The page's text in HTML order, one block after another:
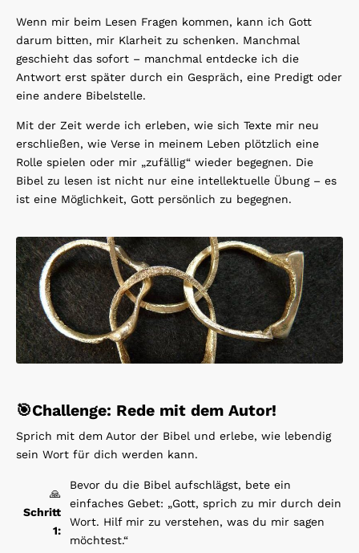
Wenn mir beim Lesen Fragen kommen, kann ich Gott
darum bitten, mir Klarheit zu schenken. Manchmal
geschieht das sofort – manchmal entdecke ich die
Antwort erst später durch ein Gespräch, eine Predigt oder
eine andere Bibelstelle.
Mit der Zeit werde ich erleben, wie sich Texte mir neu
erschließen, wie Verse in meinem Leben plötzlich eine
Rolle spielen oder mir „zufällig“ wieder begegnen. Die
Bibel zu lesen ist nicht nur eine intellektuelle Übung – es
ist eine Möglichkeit, Gott persönlich zu begegnen.
🎯Challenge: Rede mit dem Autor!
Sprich mit dem Autor der Bibel und erlebe, wie lebendig
sein Wort für dich werden kann.
🙏
Schritt
1:
Bevor du die Bibel aufschlägst, bete ein
einfaches Gebet: „Gott, sprich zu mir durch dein
Wort. Hilf mir zu verstehen, was du mir sagen
möchtest.“